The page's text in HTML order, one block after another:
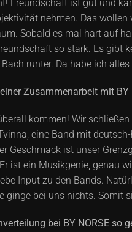
Freundschaft ist gut und
nehmen. Das
Sobald es mal hart auf
so stark. Es gibt
runter. Da habe ich
Zusammenarbeit mit
kommen! Wir
eine Band mit
Geschmack ist unser
ist ein Musikgenie, genau
Input zu den Bands.
ginge bei uns nichts. Somit
bei BY NORSE so